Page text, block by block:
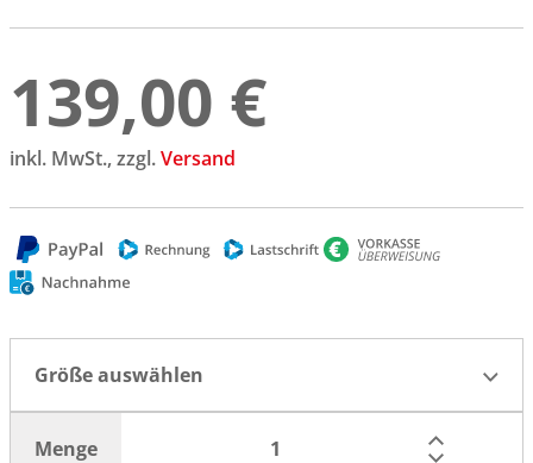
139,00 €
inkl. MwSt., zzgl.Versand
Größe auswählen
Menge